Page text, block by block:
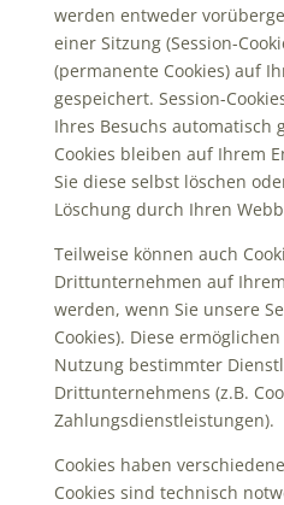
werden entweder
einer Sitzung (Session-
(permanente Cookies) auf
gespeichert. Session-
Ihres Besuchs automatisch
Cookies bleiben auf Ihrem
Sie diese selbst löschen
Löschung durch Ihren
Teilweise können auch
Drittunternehmen auf
werden, wenn Sie unsere
Cookies). Diese
Nutzung bestimmter
Drittunternehmens (z.B.
Zahlungsdienstleistungen).
Cookies haben
Cookies sind technisch